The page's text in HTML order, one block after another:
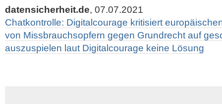
datensicherheit.de, 07.07.2021
Chatkontrolle: Digitalcourage kritisiert
von Missbrauchsopfern gegen Grundrecht auf
auszuspielen laut Digitalcourage keine Lösung